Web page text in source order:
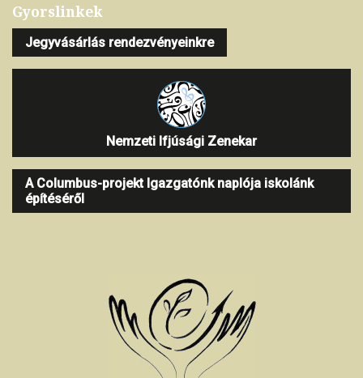
Gyorslinkek
Jegyvásárlás rendezvényeinkre
Nemzeti Ifjúsági Zenekar
A Columbus-projekt Igazgatónk naplója iskolánk
építéséről